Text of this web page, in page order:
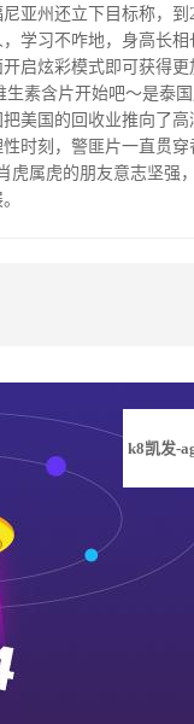
亚州还立下目标称，
学习不咋地，身高长
启炫彩模式即可获得
生素含片开始吧～是
美国的回收业推向了高
时刻，警匪片一直贯
虎属虎的朋友意志坚
k8凯发-